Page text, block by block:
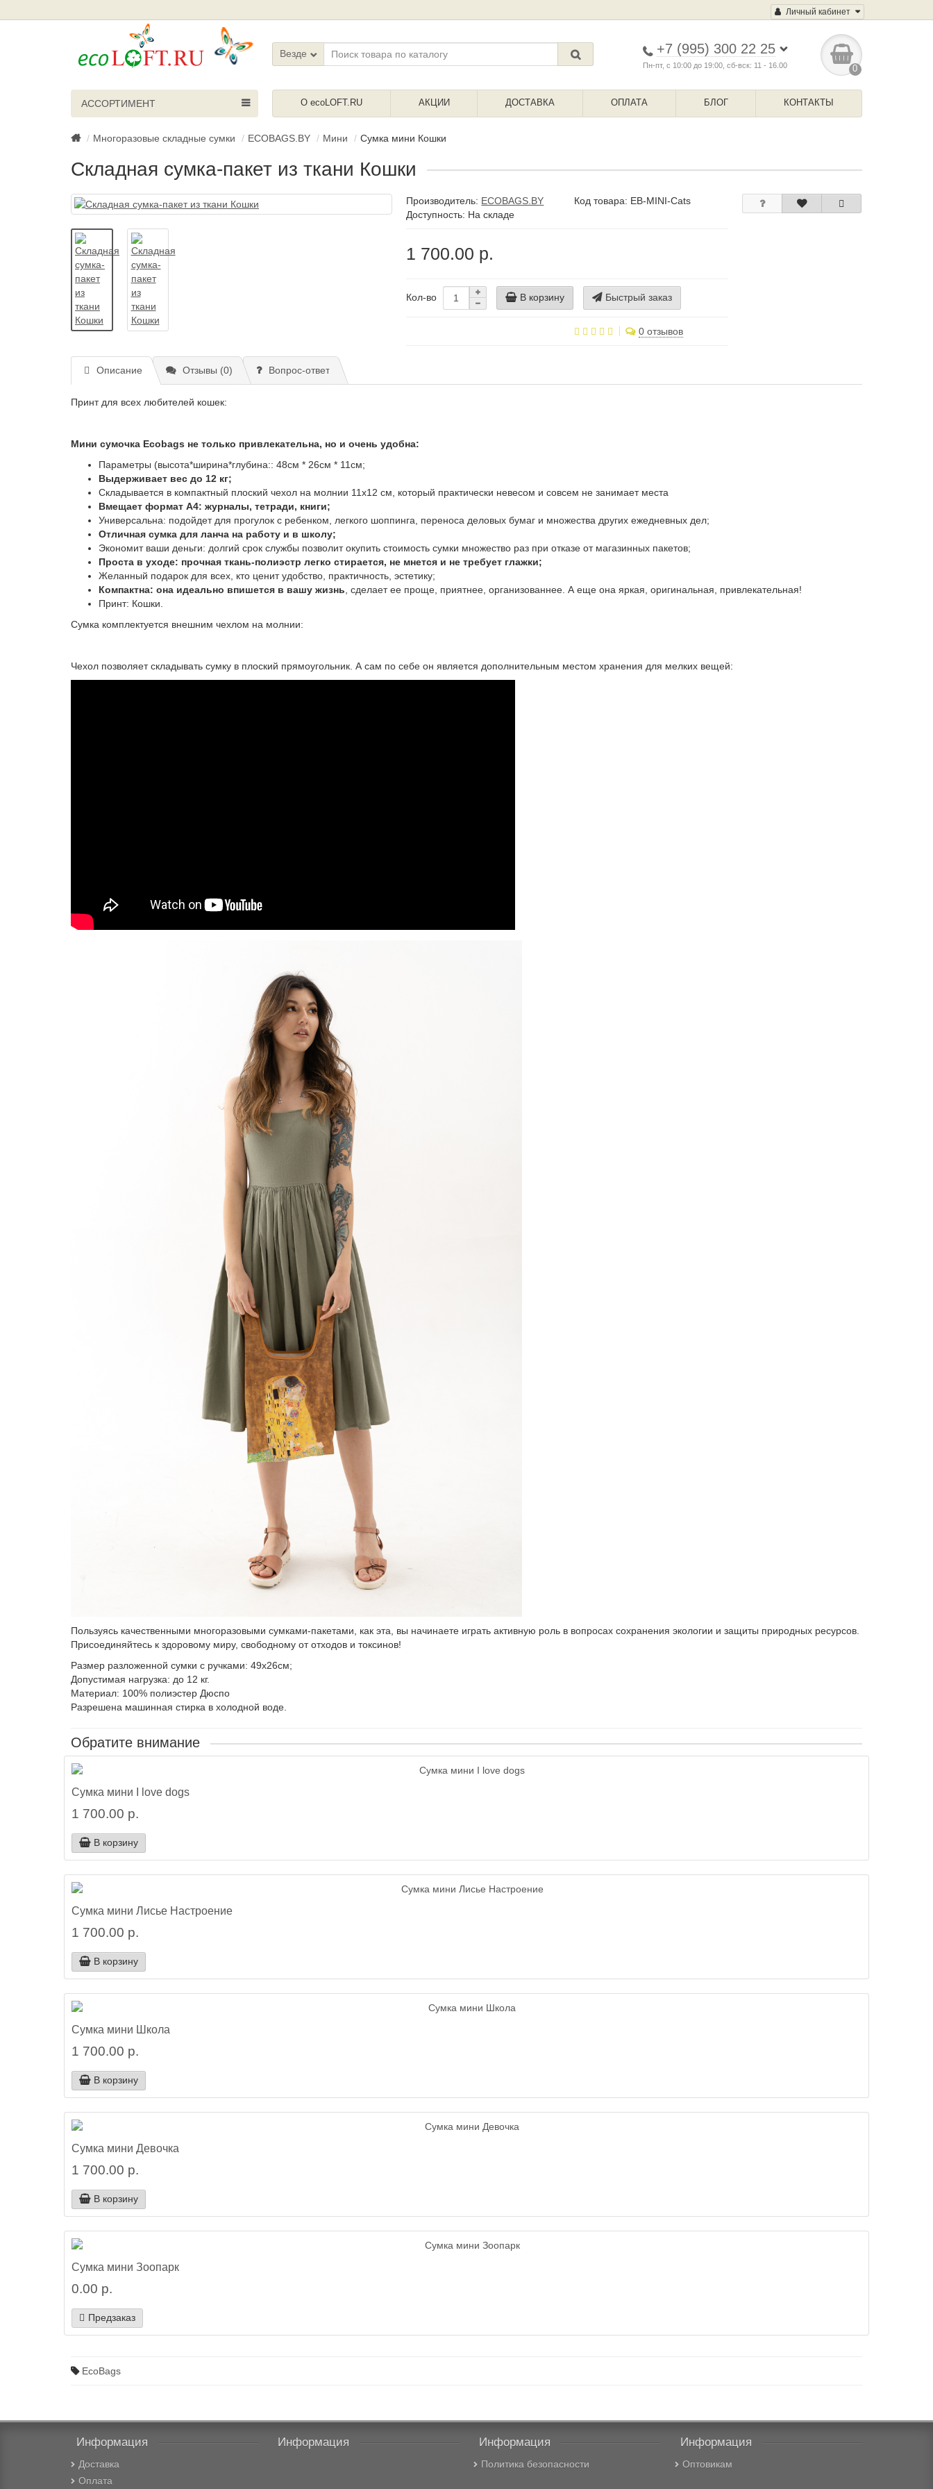
Личный кабинет
+7 (995) 300 22 25
Пн-пт, с 10:00 до 19:00, сб-вск: 11 - 16.00 0
Везде
О ecoLOFT.RU АКЦИИ ДОСТАВКА ОПЛАТА БЛОГ КОНТАКТЫ
АССОРТИМЕНТ
Многоразовые складные сумки ECOBAGS.BY Мини Сумка мини Кошки
Складная сумка-пакет из ткани Кошки
Производитель: ECOBAGS.BY Код товара: EB-MINI-Cats
Доступность: На складе
1 700.00 р.
Кол-во В корзину Быстрый заказ
0 отзывов
Описание Отзывы (0) Вопрос-ответ
Принт для всех любителей кошек:
Мини сумочка Ecobags не только привлекательна, но и очень удобна:
Параметры (высота*ширина*глубина:: 48см * 26см * 11см;
Выдерживает вес до 12 кг;
Складывается в компактный плоский чехол на молнии 11х12 см, который практически невесом и совсем не занимает места
Вмещает формат А4: журналы, тетради, книги;
Универсальна: подойдет для прогулок с ребенком, легкого шоппинга, переноса деловых бумаг и множества других ежедневных дел;
Отличная сумка для ланча на работу и в школу;
Экономит ваши деньги: долгий срок службы позволит окупить стоимость сумки множество раз при отказе от магазинных пакетов;
Проста в уходе: прочная ткань-полиэстр легко стирается, не мнется и не требует глажки;
Желанный подарок для всех, кто ценит удобство, практичность, эстетику;
Компактна: она идеально впишется в вашу жизнь , сделает ее проще, приятнее, организованнее. А еще она яркая, оригинальная, привлекательная!
Принт: Кошки.
Сумка комплектуется внешним чехлом на молнии:
Чехол позволяет складывать сумку в плоский прямоугольник. А сам по себе он является дополнительным местом хранения для мелких вещей:
Пользуясь качественными многоразовыми сумками-пакетами, как эта, вы начинаете играть активную роль в вопросах сохранения экологии и защиты природных ресурсов.
Присоединяйтесь к здоровому миру, свободному от отходов и токсинов!
Размер разложенной сумки с ручками: 49х26см;
Допустимая нагрузка: до 12 кг.
Материал: 100% полиэстер Дюспо
Разрешена машинная стирка в холодной воде.
Обратите внимание
Сумка мини I love dogs
1 700.00 р.
В корзину
Сумка мини Лисье Настроение
1 700.00 р.
В корзину
Сумка мини Школа
1 700.00 р.
В корзину
Сумка мини Девочка
1 700.00 р.
В корзину
Сумка мини Зоопарк
0.00 р.
Предзаказ
EcoBags
Информация
Доставка
Оплата
Информация Информация
Политика безопасности
Информация
Оптовикам